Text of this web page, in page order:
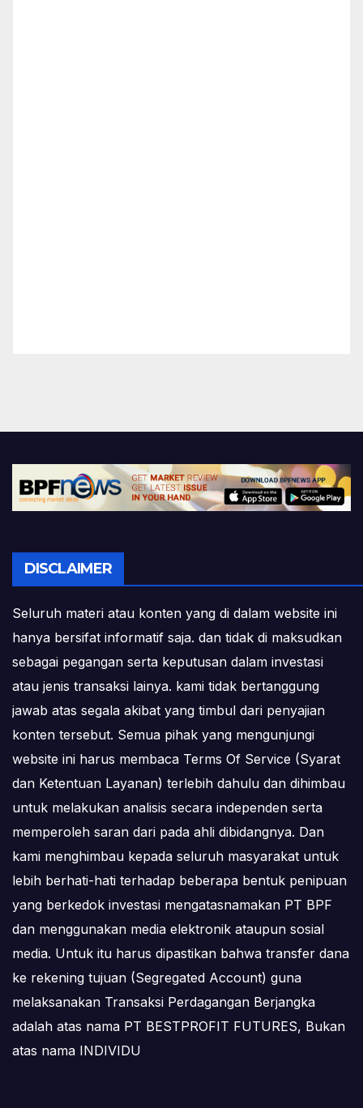
DISCLAIMER
Seluruh materi atau konten yang di dalam website ini
hanya bersifat informatif saja. dan tidak di maksudkan
sebagai pegangan serta keputusan dalam investasi
atau jenis transaksi lainya. kami tidak bertanggung
jawab atas segala akibat yang timbul dari penyajian
konten tersebut. Semua pihak yang mengunjungi
website ini harus membaca Terms Of Service (Syarat
dan Ketentuan Layanan) terlebih dahulu dan dihimbau
untuk melakukan analisis secara independen serta
memperoleh saran dari pada ahli dibidangnya. Dan
kami menghimbau kepada seluruh masyarakat untuk
lebih berhati-hati terhadap beberapa bentuk penipuan
yang berkedok investasi mengatasnamakan PT BPF
dan menggunakan media elektronik ataupun sosial
media. Untuk itu harus dipastikan bahwa transfer dana
ke rekening tujuan (Segregated Account) guna
melaksanakan Transaksi Perdagangan Berjangka
adalah atas nama PT BESTPROFIT FUTURES, Bukan
atas nama INDIVIDU